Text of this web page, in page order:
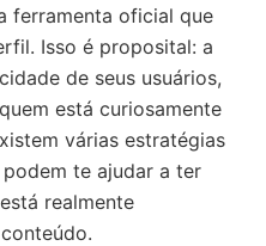
ferramenta oficial que
Isso é proposital: a
de seus usuários,
está curiosamente
várias estratégias
te ajudar a ter
realmente